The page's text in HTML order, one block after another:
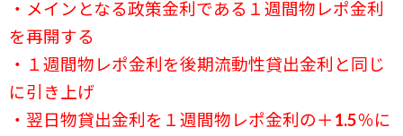
・メインとなる政策金利である１週間物レポ金利
を再開する
・１週間物レポ金利を後期流動性貸出金利と同じ
に引き上げ
・翌日物貸出金利を１週間物レポ金利の＋1.5％に